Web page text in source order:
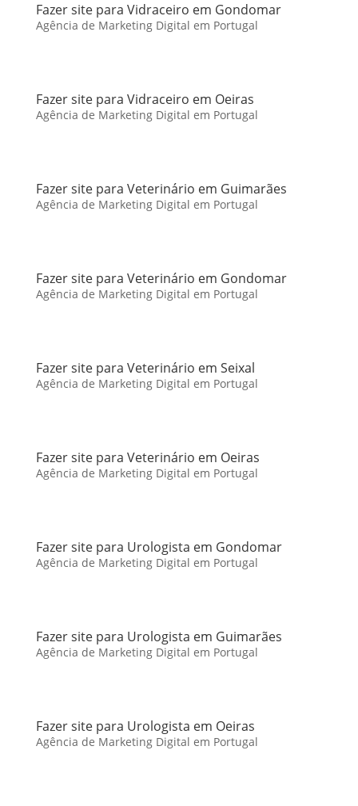
Fazer site para Vidraceiro em Gondomar
Agência de Marketing Digital em Portugal
Fazer site para Vidraceiro em Oeiras
Agência de Marketing Digital em Portugal
Fazer site para Veterinário em Guimarães
Agência de Marketing Digital em Portugal
Fazer site para Veterinário em Gondomar
Agência de Marketing Digital em Portugal
Fazer site para Veterinário em Seixal
Agência de Marketing Digital em Portugal
Fazer site para Veterinário em Oeiras
Agência de Marketing Digital em Portugal
Fazer site para Urologista em Gondomar
Agência de Marketing Digital em Portugal
Fazer site para Urologista em Guimarães
Agência de Marketing Digital em Portugal
Fazer site para Urologista em Oeiras
Agência de Marketing Digital em Portugal